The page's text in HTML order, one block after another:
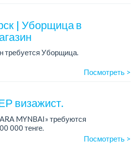
| Уборщица в
требуется Уборщица.
работы с 08.00 до 18.00, 6 дней в
Посмотреть >
визажист.
MYNBAI» требуются
000 тенге.
Посмотреть >